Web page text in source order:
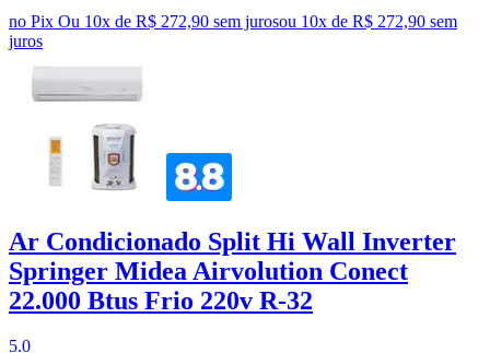
no Pix Ou 10x de R$ 272,90 sem jurosou 10x de R$ 272,90 sem
juros
Ar Condicionado Split Hi Wall Inverter
Springer Midea Airvolution Conect
22.000 Btus Frio 220v R-32
5.0